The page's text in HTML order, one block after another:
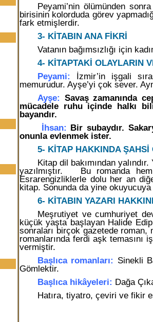
Peyami’nin ölümünden
birisinin kolorduda görev
fark etmişlerdir.
3- KİTABIN ANA FİKRİ
Vatanın bağımsızlığı için
4- KİTAPTAKİ OLAYLARIN
Peyami: İzmir’in işgali
memurudur. Ayşe’yi çok sever.
Ayşe: Savaş zamanında
mücadele ruhu içinde halkı
bayandır.
İhsan: Bir subaydır.
onunla evlenmek ister.
5- KİTAP HAKKINDA ŞAHSİ
Kitap dil bakımından
yazılmıştır. Bu romanda
Esrarengizliklerle dolu her an
kitap. Sonunda da yine
6- KİTABIN YAZARI
Meşrutiyet ve cumhuriyet
küçük yaşta başlayan Halide
sonraları birçok gazetede
romanlarında ferdi aşk temasını
vermiştir.
Başlıca romanları: Sinekli
Gömlektir.
Başlıca hikâyeleri: Dağa
Hatıra, tiyatro, çeviri ve fikir